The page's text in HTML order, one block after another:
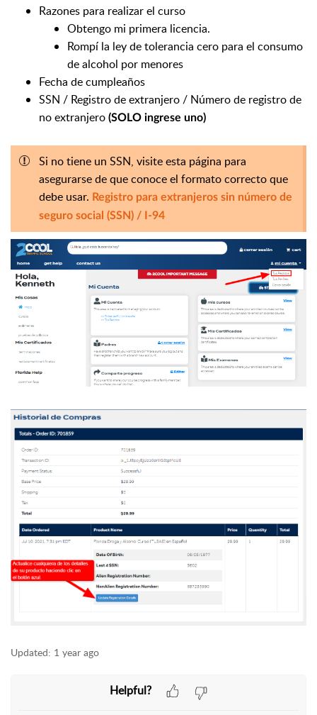
Razones para realizar el curso
Obtengo mi primera licencia.
Rompí la ley de tolerancia cero para el consumo
de alcohol por menores
Fecha de cumpleaños
SSN / Registro de extranjero / Número de registro de
no extranjero (SOLO ingrese uno)
Si no tiene un SSN, visite esta página para
asegurarse de que conoce el formato correcto que
debe usar. Registro para extranjeros sin número de
seguro social (SSN) / I-94
Updated: 1 year ago
Helpful?